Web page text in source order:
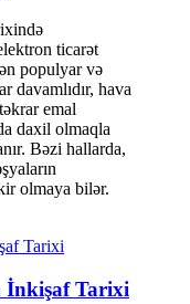
ticarət
populyar və
davamlıdır, hava
emal
daxil olmaqla
Bəzi hallarda,
olmaya bilər.
İnkişaf Tarixi